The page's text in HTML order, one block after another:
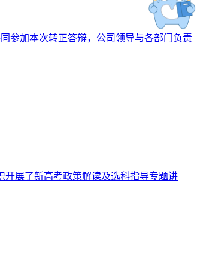
参加本次转正答辩，公司领导与各部门负责
开展了新高考政策解读及选科指导专题讲